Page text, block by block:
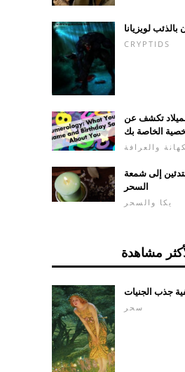
بالذئب لويزيانا
CRYPTIDS
تكشف عن
الخاصة بك
والعرافة
إلى شمعة
السحر
يكا والسحر
مشاهدة
جذب الجنيات
سحر